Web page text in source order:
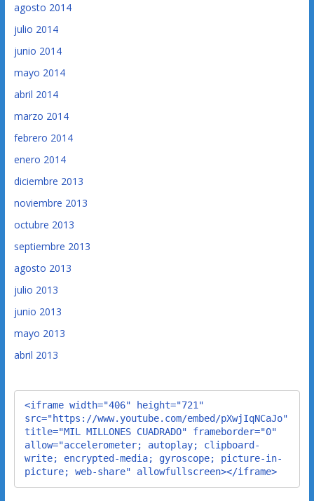
agosto 2014
julio 2014
junio 2014
mayo 2014
abril 2014
marzo 2014
febrero 2014
enero 2014
diciembre 2013
noviembre 2013
octubre 2013
septiembre 2013
agosto 2013
julio 2013
junio 2013
mayo 2013
abril 2013
<iframe width="406" height="721"
src="https://www.youtube.com/embed/pXwjIqNCaJo"
title="MIL MILLONES CUADRADO" frameborder="0"
allow="accelerometer; autoplay; clipboard-
write; encrypted-media; gyroscope; picture-in-
picture; web-share" allowfullscreen></iframe>